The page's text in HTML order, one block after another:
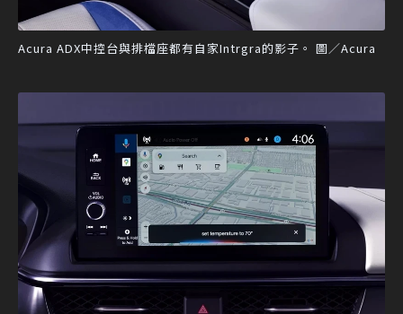
Acura ADX中控台與排檔座都有自家Intrgra的影子。 圖／Acura